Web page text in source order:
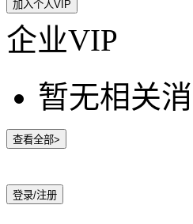
加入个人VIP
企业VIP
暂无相关
查看全部>
登录/注册